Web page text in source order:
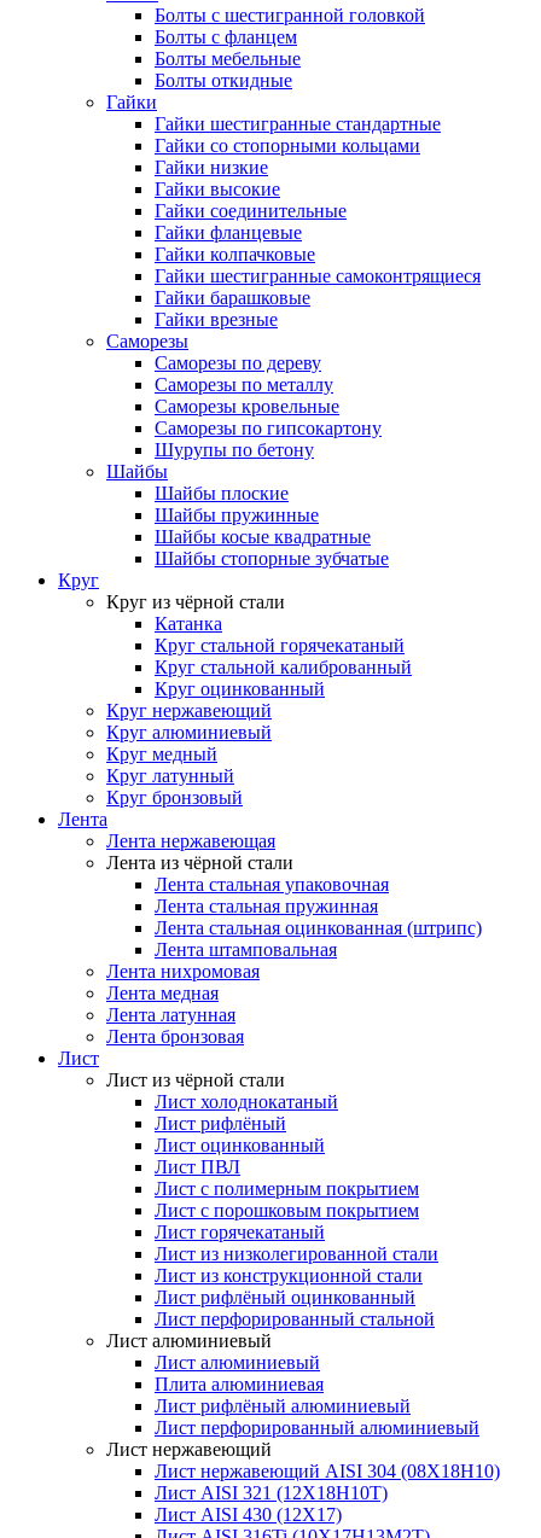
Болты с шестигранной головкой
Болты с фланцем
Болты мебельные
Болты откидные
Гайки
Гайки шестигранные стандартные
Гайки со стопорными кольцами
Гайки низкие
Гайки высокие
Гайки соединительные
Гайки фланцевые
Гайки колпачковые
Гайки шестигранные самоконтрящиеся
Гайки барашковые
Гайки врезные
Саморезы
Саморезы по дереву
Саморезы по металлу
Саморезы кровельные
Саморезы по гипсокартону
Шурупы по бетону
Шайбы
Шайбы плоские
Шайбы пружинные
Шайбы косые квадратные
Шайбы стопорные зубчатые
Круг
Круг из чёрной стали
Катанка
Круг стальной горячекатаный
Круг стальной калиброванный
Круг оцинкованный
Круг нержавеющий
Круг алюминиевый
Круг медный
Круг латунный
Круг бронзовый
Лента
Лента нержавеющая
Лента из чёрной стали
Лента стальная упаковочная
Лента стальная пружинная
Лента стальная оцинкованная (штрипс)
Лента штамповальная
Лента нихромовая
Лента медная
Лента латунная
Лента бронзовая
Лист
Лист из чёрной стали
Лист холоднокатаный
Лист рифлёный
Лист оцинкованный
Лист ПВЛ
Лист с полимерным покрытием
Лист с порошковым покрытием
Лист горячекатаный
Лист из низколегированной стали
Лист из конструкционной стали
Лист рифлёный оцинкованный
Лист перфорированный стальной
Лист алюминиевый
Лист алюминиевый
Плита алюминиевая
Лист рифлёный алюминиевый
Лист перфорированный алюминиевый
Лист нержавеющий
Лист нержавеющий AISI 304 (08Х18Н10)
Лист AISI 321 (12Х18Н10Т)
Лист AISI 430 (12Х17)